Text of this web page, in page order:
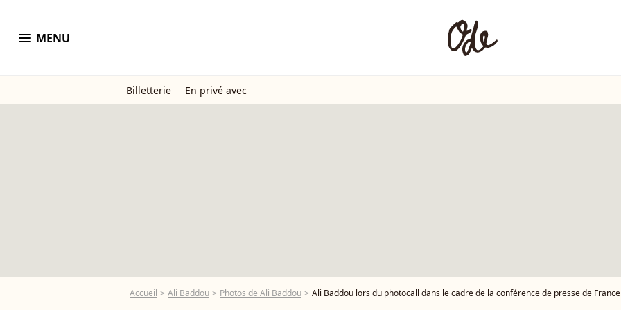
menu MENU
Billetterie En privé avec
Accueil Ali Baddou Photos de Ali Baddou Ali Baddou lors du photocall dans le cadre de la conférence de presse de France Télévisions au Pavillon Gabriel à